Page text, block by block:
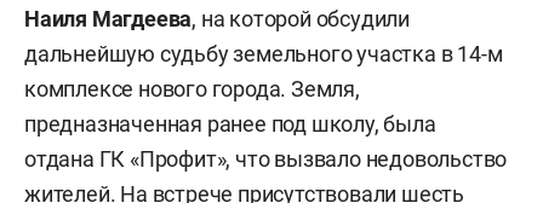
Наиля Магдеева, на которой обсудили
дальнейшую судьбу земельного участка в 14-м
комплексе нового города. Земля,
предназначенная ранее под школу, была
отдана ГК «Профит», что вызвало недовольство
жителей. На встрече присутствовали шесть